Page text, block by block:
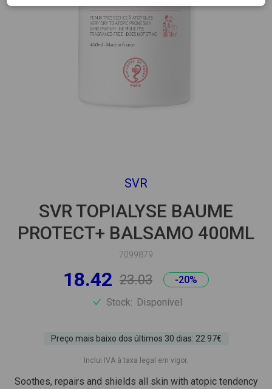
SVR
SVR TOPIALYSE BAUME
PROTECT+ BALSAMO 400ML
7099879
18.42 23.03
-20%
Stock: Disponível
Preço mais baixo dos últimos 30 dias: 22.97€
Inclui IVA à taxa legal em vigor.
Soothes, repairs and shields all skin with atopic tendency